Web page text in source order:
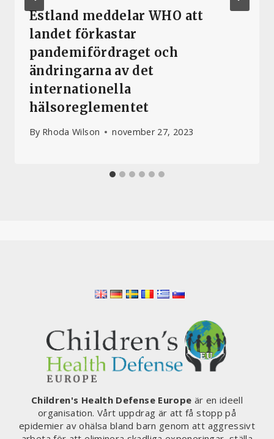
Estland meddelar WHO att
landet förkastar
pandemifördraget och
ändringarna av det
internationella
hälsoreglementet
By Rhoda Wilson november 27, 2023
Children's Health Defense Europe är en ideell
organisation. Vårt uppdrag är att få stopp på
epidemier av ohälsa bland barn genom att aggressivt